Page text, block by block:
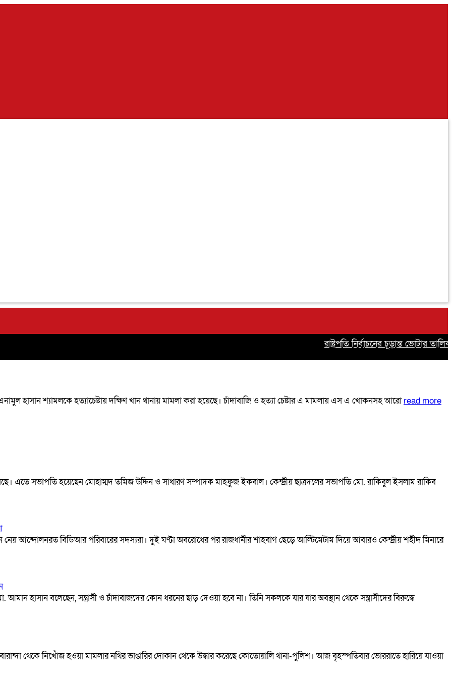
রাষ্ট্রপতি নির্বাচনের চূড়ান্ত ভোটার তালিকা
হাসান শ্যামলকে হত্যাচেষ্টায় দক্ষিণ খান থানায় মামলা করা হয়েছে। চাঁদাবাজি ও হত্যা চেষ্টার এ মামলায় এস এ খোকনসহ আরোread more
এতে সভাপতি হয়েছেন মোহাম্মদ তমিজ উদ্দিন ও সাধারণ সম্পাদক মাহফুজ ইকবাল। কেন্দ্রীয় ছাত্রদলের সভাপতি মো. রাকিবুল ইসলাম রাকিব
নেয় আন্দোলনরত বিডিআর পরিবারের সদস্যরা। দুই ঘণ্টা অবরোধের পর রাজধানীর শাহবাগ ছেড়ে আল্টিমেটাম দিয়ে আবারও কেন্দ্রীয় শহীদ মিনারে
আমান হাসান বলেছেন, সন্ত্রাসী ও চাঁদাবাজদের কোন ধরনের ছাড় দেওয়া হবে না। তিনি সকলকে যার যার অবস্থান থেকে সন্ত্রাসীদের বিরুদ্ধে
থেকে নিখোঁজ হওয়া মামলার নথির ভাঙারির দোকান থেকে উদ্ধার করেছে কোতোয়ালি থানা-পুলিশ। আজ বৃহস্পতিবার ভোররাতে হারিয়ে যাওয়া